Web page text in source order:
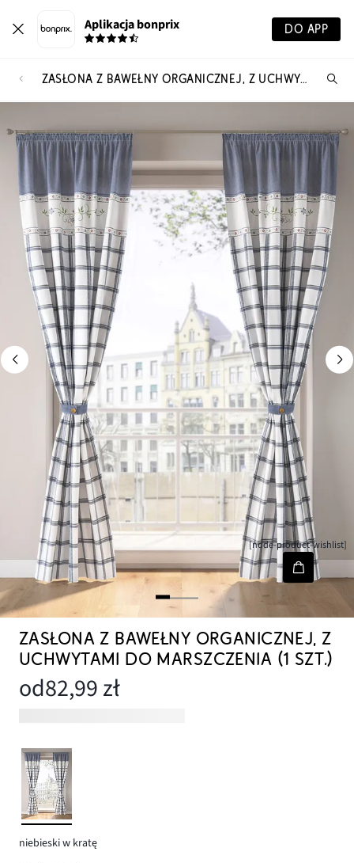
Aplikacja bonprix DO APP
ZASŁONA Z BAWEŁNY ORGANICZNEJ, Z UCHWYTAMI DO MARSZCZENIA (1 SZT.)
[node-product-wishlist]
ZASŁONA Z BAWEŁNY ORGANICZNEJ, Z
UCHWYTAMI DO MARSZCZENIA (1 SZT.)
od82,99 zł
niebieski w kratę